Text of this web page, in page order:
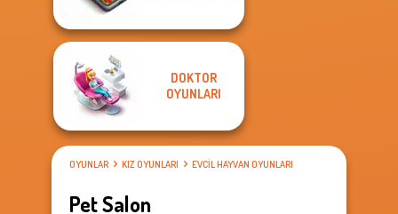
DOKTOR
OYUNLARI
OYUNLAR KIZ OYUNLARI EVCIL HAYVAN OYUNLARI
Pet Salon